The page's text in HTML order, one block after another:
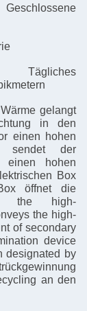
gelangt
in den
einen hohen
sendet der
einen hohen
Box
öffnet die
the high-
the high-
of secondary
device
designated by
an den